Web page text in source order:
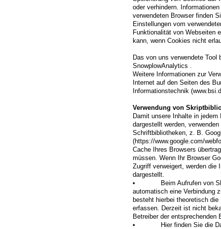
oder verhindern.
verwendeten Browser finden
Einstellungen vom
Funktionalität von Webseiten
kann, wenn Cookies nicht
Das von uns verwendete Tool
SnowplowAnalytics .
Weitere Informationen zur
Internet auf den Seiten des
Informationstechnik
Verwendung von
Damit unsere Inhalte in
dargestellt werden,
Schriftbibliotheken, z. B.
(https://www.google.com/
Cache Ihres Browsers
müssen. Wenn Ihr Browser
Zugriff verweigert, werden die
dargestellt.
• Beim Aufrufen von
automatisch eine Verbindung
besteht hierbei theoretisch
erfassen. Derzeit ist nicht
Betreiber der
• Hier finden Sie die